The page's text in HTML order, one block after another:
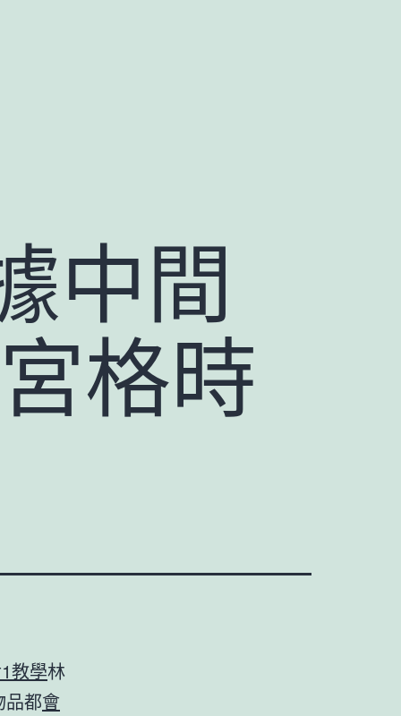
中間
格時
教學林
品都會